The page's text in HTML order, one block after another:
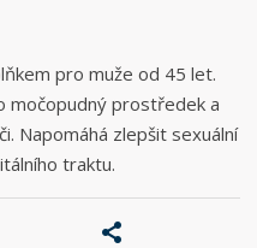
pro muže od 45 let.
močopudný prostředek a
Napomáhá zlepšit sexuální
traktu.